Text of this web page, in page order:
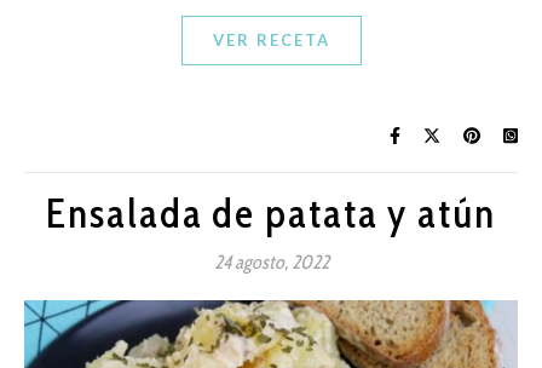
VER RECETA
Ensalada de patata y atún
24 agosto, 2022